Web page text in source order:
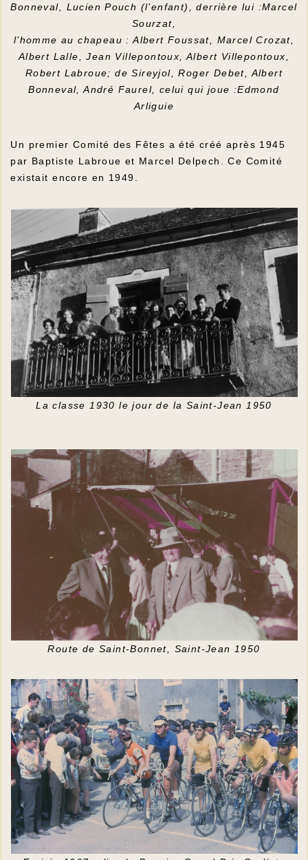
Bonneval, Lucien Pouch (l’enfant), derrière lui :Marcel
Sourzat,
l’homme au chapeau : Albert Foussat, Marcel Crozat,
Albert Lalle, Jean Villepontoux, Albert Villepontoux,
Robert Labroue; de Sireyjol, Roger Debet, Albert
Bonneval, André Faurel, celui qui joue :Edmond
Arliguie
Un premier Comité des Fêtes a été créé après 1945
par Baptiste Labroue et Marcel Delpech. Ce Comité
existait encore en 1949.
La classe 1930 le jour de la Saint-Jean 1950
Route de Saint-Bonnet, Saint-Jean 1950